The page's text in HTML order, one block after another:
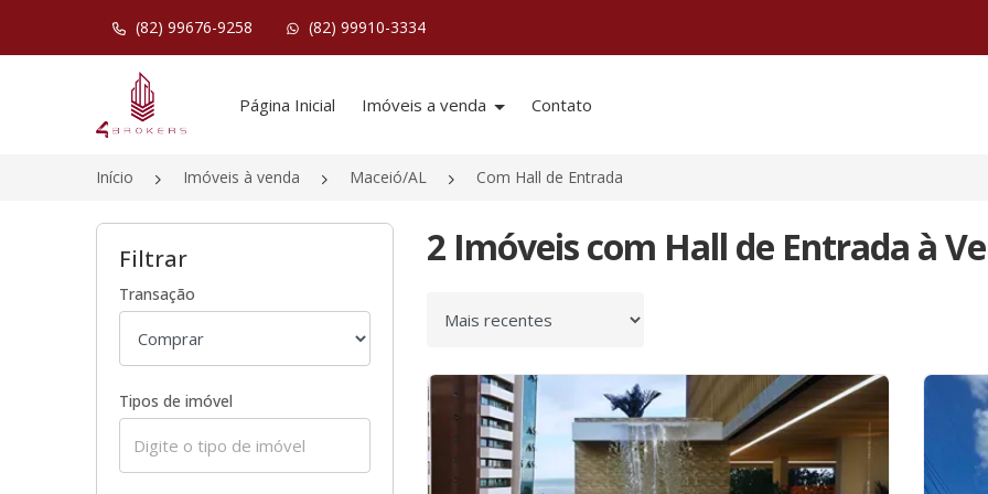
(82) 99676-9258 (82) 99910-3334
Página inicial
Página Inicial Imóveis a venda Contato
Início Imóveis à venda Maceió/AL Com Hall de Entrada
Filtrar
Transação
Tipos de imóvel
2 Imóveis com Hall de Entrada à
Ordenar por